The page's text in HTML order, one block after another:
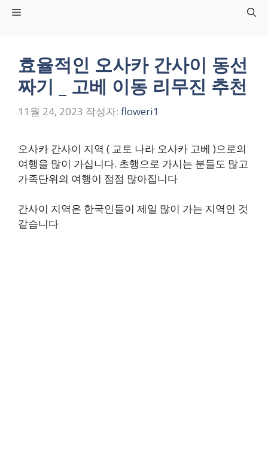
Menu
효율적인 오사카 간사이 동선
짜기 _ 고베 이동 리무진 추천
11월 24, 2023 작성자: floweri1
오사카 간사이 지역 ( 교토 나라 오사카 고베 )으로의
여행을 많이 가십니다. 초행으로 가시는 분들도 많고
가족단위의 여행이 점점 많아집니다
간사이 지역은 한국인들이 제일 많이 가는 지역인 것
같습니다